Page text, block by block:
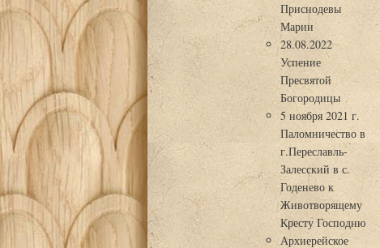
Приснодевы
Марии
28.08.2022
Успение
Пресвятой
Богородицы
5 ноября 2021 г.
Паломничество в
г.Переславль-
Залесский в с.
Годенево к
Животворящему
Кресту Господню
Архиерейское